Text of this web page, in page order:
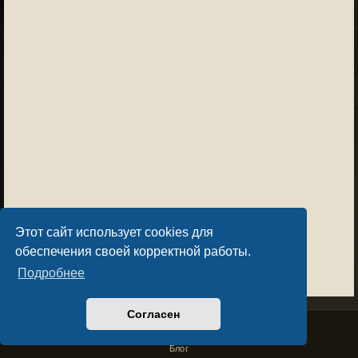
Этот сайт использует cookies для
обеспечения своей корректной работы.
Подробнее
Согласен
Privacy PolicyLicense Agreement
Copyright © Sacralium Games 2023-
Блог